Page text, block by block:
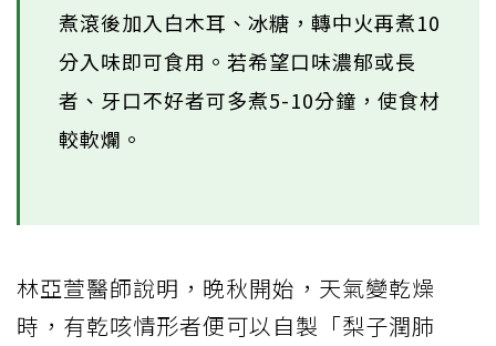
煮滾後加入白木耳、冰糖，轉中火再煮10
分入味即可食用。若希望口味濃郁或長
者、牙口不好者可多煮5-10分鐘，使食材
較軟爛。
林亞萱醫師說明，晚秋開始，天氣變乾燥
時，有乾咳情形者便可以自製「梨子潤肺